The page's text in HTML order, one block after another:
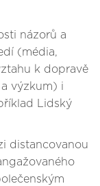
názorů a
(média,
k dopravě
výzkum) i
Lidský
distancovanou